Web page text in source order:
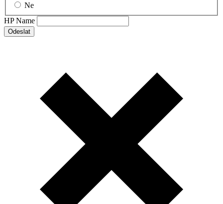
Ne
HP Name
Odeslat